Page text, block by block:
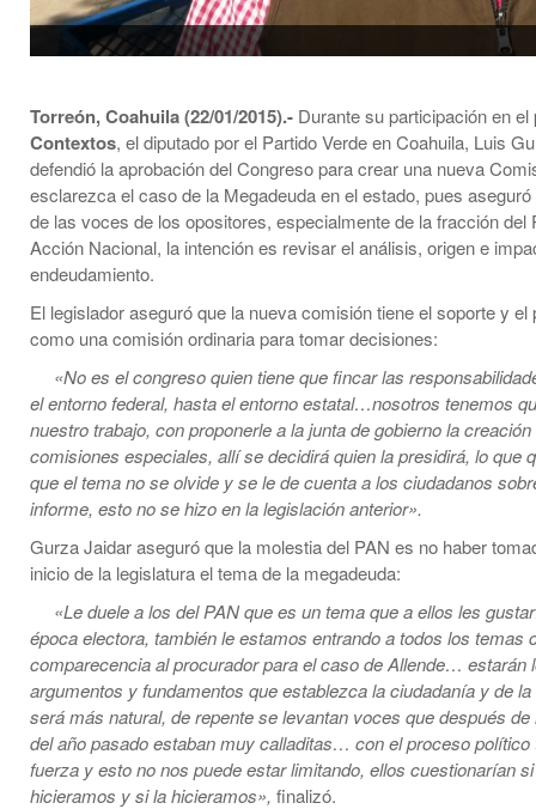
Torreón, Coahuila (22/01/2015).- Durante su participación en el
Contextos, el diputado por el Partido Verde en Coahuila, Luis
defendió la aprobación del Congreso para crear una nueva
esclarezca el caso de la Megadeuda en el estado, pues
de las voces de los opositores, especialmente de la fracción del
Acción Nacional, la intención es revisar el análisis, origen e
endeudamiento.
El legislador aseguró que la nueva comisión tiene el soporte y el
como una comisión ordinaria para tomar decisiones:
«No es el congreso quien tiene que fincar las
el entorno federal, hasta el entorno estatal…nosotros tenemos
nuestro trabajo, con proponerle a la junta de gobierno la creación
comisiones especiales, allí se decidirá quien la presidirá, lo que
que el tema no se olvide y se le de cuenta a los ciudadanos
informe, esto no se hizo en la legislación anterior».
Gurza Jaidar aseguró que la molestia del PAN es no haber
inicio de la legislatura el tema de la megadeuda:
«Le duele a los del PAN que es un tema que a ellos les
época electora, también le estamos entrando a todos los temas
comparecencia al procurador para el caso de Allende… estarán
argumentos y fundamentos que establezca la ciudadanía y de
será más natural, de repente se levantan voces que después de
del año pasado estaban muy calladitas… con el proceso
fuerza y esto no nos puede estar limitando, ellos cuestionarían
hicieramos y si la hicieramos», finalizó.